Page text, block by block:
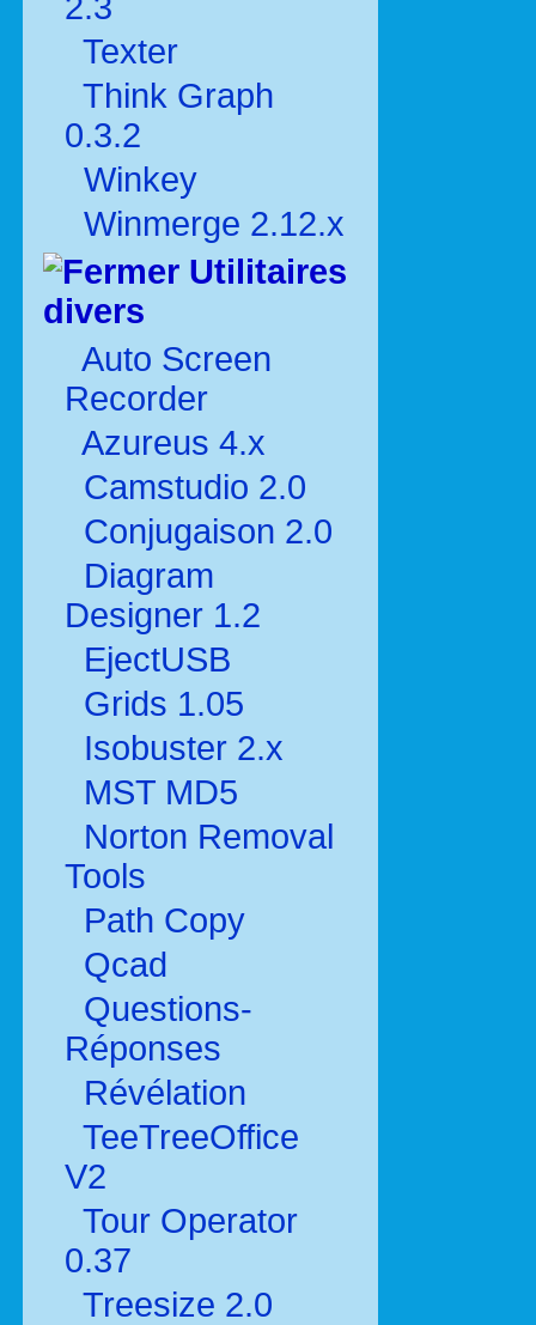
Texter
Think Graph
0.3.2
Winkey
Winmerge 2.12.x
Utilitaires
divers
Auto Screen
Recorder
Azureus 4.x
Camstudio 2.0
Conjugaison 2.0
Diagram
Designer 1.2
EjectUSB
Grids 1.05
Isobuster 2.x
MST MD5
Norton Removal
Tools
Path Copy
Qcad
Questions-
Réponses
Révélation
TeeTreeOffice
V2
Tour Operator
0.37
Treesize 2.0